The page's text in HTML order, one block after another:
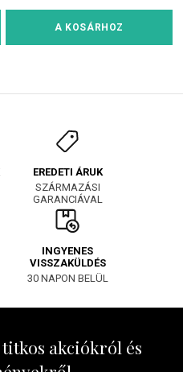
A KOSÁRHOZ
EREDETI ÁRUK
SZÁRMAZÁSI
GARANCIÁVAL
INGYENES
VISSZAKÜLDÉS
30 NAPON BELÜL
akciókról és